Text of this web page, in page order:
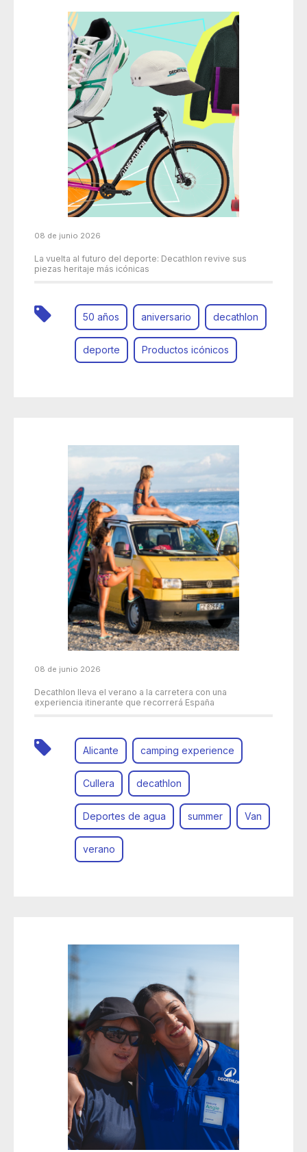
08 de junio 2026
La vuelta al futuro del deporte: Decathlon revive sus
piezas heritaje más icónicas
50 años aniversario decathlon
deporte Productos icónicos
08 de junio 2026
Decathlon lleva el verano a la carretera con una
experiencia itinerante que recorrerá España
Alicante camping experience
Cullera decathlon
Deportes de agua summer Van
verano